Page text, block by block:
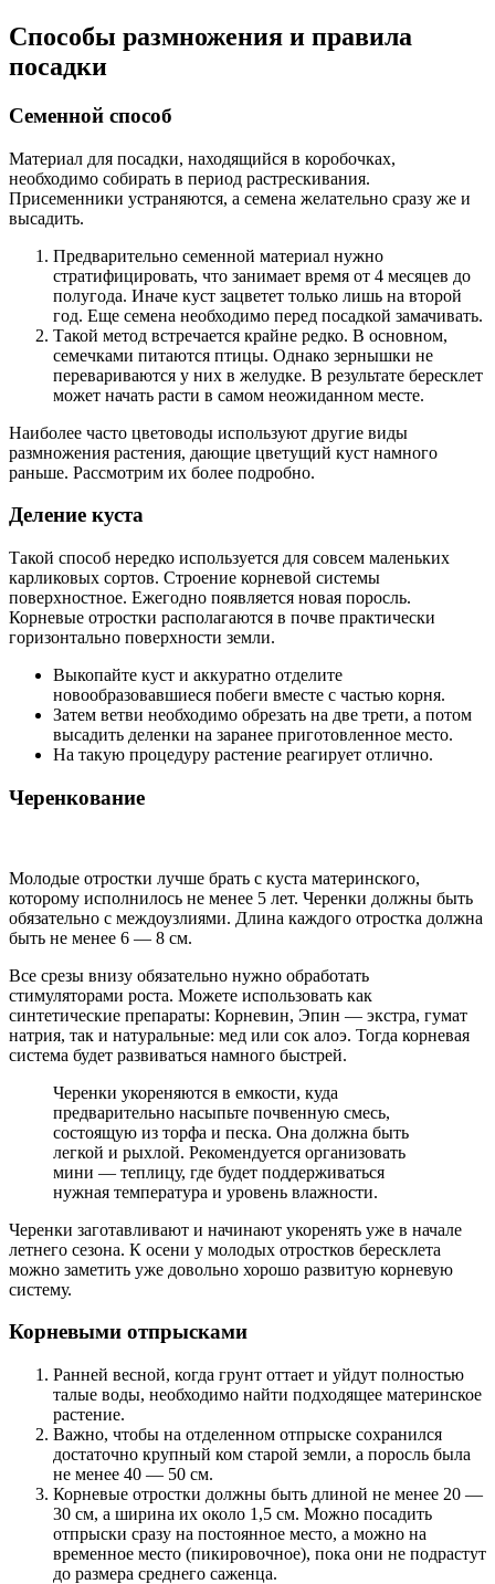
Способы размножения и правила
посадки
Семенной способ
Материал для посадки, находящийся в коробочках,
необходимо собирать в период растрескивания.
Присеменники устраняются, а семена желательно сразу же и
высадить.
Предварительно семенной материал нужно
стратифицировать, что занимает время от 4 месяцев до
полугода. Иначе куст зацветет только лишь на второй
год. Еще семена необходимо перед посадкой замачивать.
Такой метод встречается крайне редко. В основном,
семечками питаются птицы. Однако зернышки не
перевариваются у них в желудке. В результате бересклет
может начать расти в самом неожиданном месте.
Наиболее часто цветоводы используют другие виды
размножения растения, дающие цветущий куст намного
раньше. Рассмотрим их более подробно.
Деление куста
Такой способ нередко используется для совсем маленьких
карликовых сортов. Строение корневой системы
поверхностное. Ежегодно появляется новая поросль.
Корневые отростки располагаются в почве практически
горизонтально поверхности земли.
Выкопайте куст и аккуратно отделите
новообразовавшиеся побеги вместе с частью корня.
Затем ветви необходимо обрезать на две трети, а потом
высадить деленки на заранее приготовленное место.
На такую процедуру растение реагирует отлично.
Черенкование
Молодые отростки лучше брать с куста материнского,
которому исполнилось не менее 5 лет. Черенки должны быть
обязательно с междоузлиями. Длина каждого отростка должна
быть не менее 6 — 8 см.
Все срезы внизу обязательно нужно обработать
стимуляторами роста. Можете использовать как
синтетические препараты: Корневин, Эпин — экстра, гумат
натрия, так и натуральные: мед или сок алоэ. Тогда корневая
система будет развиваться намного быстрей.
Черенки укореняются в емкости, куда
предварительно насыпьте почвенную смесь,
состоящую из торфа и песка. Она должна быть
легкой и рыхлой. Рекомендуется организовать
мини — теплицу, где будет поддерживаться
нужная температура и уровень влажности.
Черенки заготавливают и начинают укоренять уже в начале
летнего сезона. К осени у молодых отростков бересклета
можно заметить уже довольно хорошо развитую корневую
систему.
Корневыми отпрысками
Ранней весной, когда грунт оттает и уйдут полностью
талые воды, необходимо найти подходящее материнское
растение.
Важно, чтобы на отделенном отпрыске сохранился
достаточно крупный ком старой земли, а поросль была
не менее 40 — 50 см.
Корневые отростки должны быть длиной не менее 20 —
30 см, а ширина их около 1,5 см. Можно посадить
отпрыски сразу на постоянное место, а можно на
временное место (пикировочное), пока они не подрастут
до размера среднего саженца.